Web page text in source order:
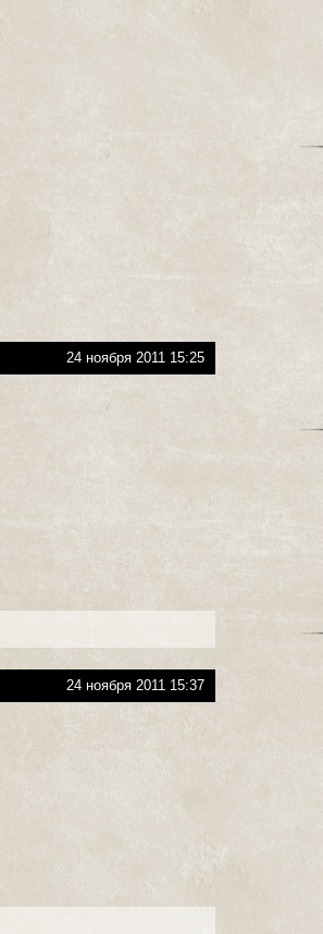
24 ноября 2011 15:25
24 ноября 2011 15:37